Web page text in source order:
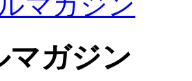
ガジン